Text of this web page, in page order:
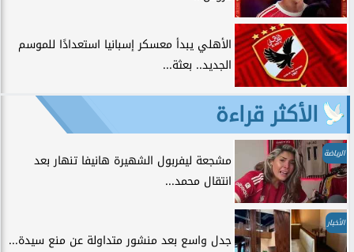
الأهلي يبدأ معسكر إسبانيا استعدادًا للموسم
الجديد.. بعثة...
الأكثر قراءة
الرياضة
مشجعة ليفربول الشهيرة هانيفا تنهار بعد
انتقال محمد...
الأخبار
جدل واسع بعد منشور متداولة عن منع سيدة...